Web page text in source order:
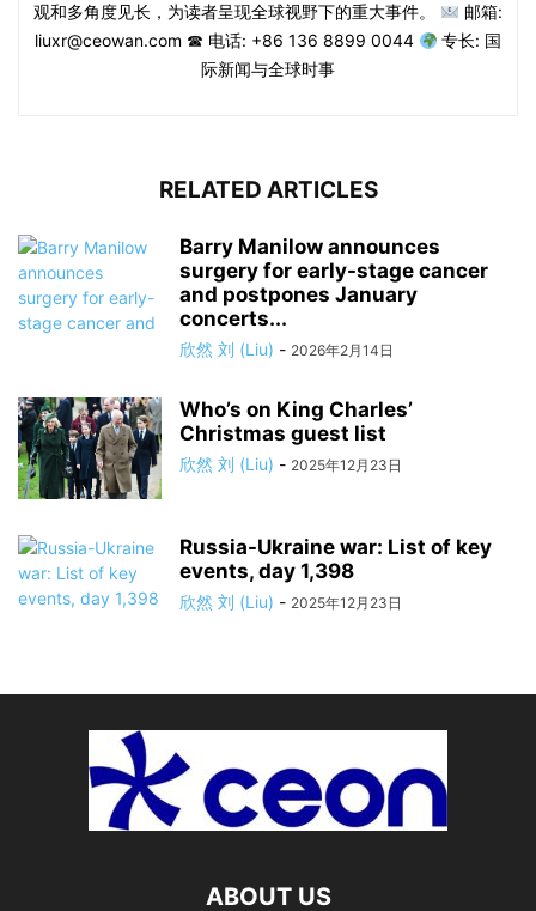
观和多角度见长，为读者呈现全球视野下的重大事件。
邮箱:
liuxr@ceowan.com ☎ 电话: +86 136 8899 0044
专长: 国
际新闻与全球时事
RELATED ARTICLES
Barry Manilow announces
surgery for early-stage cancer
and postpones January
concerts...
欣然 刘 (Liu) - 2026年2月14日
Who’s on King Charles’
Christmas guest list
欣然 刘 (Liu) - 2025年12月23日
Russia-Ukraine war: List of key
events, day 1,398
欣然 刘 (Liu) - 2025年12月23日
ABOUT US